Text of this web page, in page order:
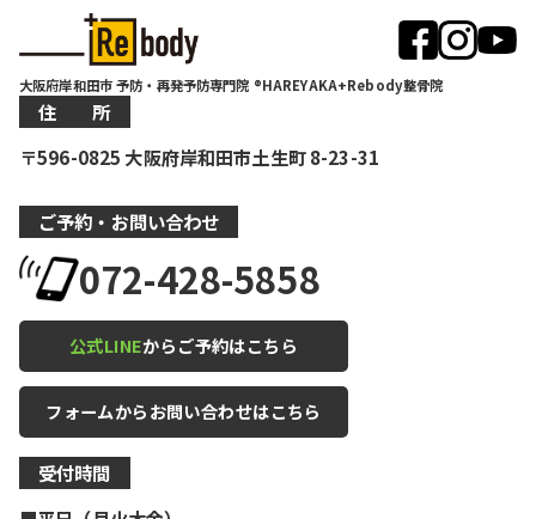
大阪府岸和田市 予防・再発予防専門院 ®HAREYAKA+Rebody整骨院
住 所
〒596-0825 大阪府岸和田市土生町 8-23-31
ご予約・お問い合わせ
072-428-5858
公式LINEからご予約はこちら
フォームからお問い合わせはこちら
受付時間